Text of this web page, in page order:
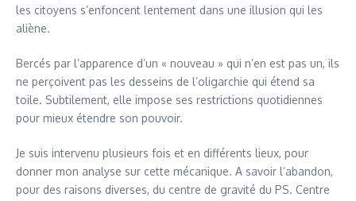
les citoyens s’enfoncent lentement dans une illusion qui les
aliène.
Bercés par l’apparence d’un « nouveau » qui n’en est pas un, ils
ne perçoivent pas les desseins de l’oligarchie qui étend sa
toile. Subtilement, elle impose ses restrictions quotidiennes
pour mieux étendre son pouvoir.
Je suis intervenu plusieurs fois et en différents lieux, pour
donner mon analyse sur cette mécanique. A savoir l’abandon,
pour des raisons diverses, du centre de gravité du PS. Centre